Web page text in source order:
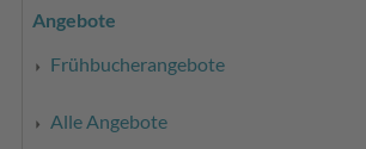
Angebote
Frühbucherangebote
Alle Angebote